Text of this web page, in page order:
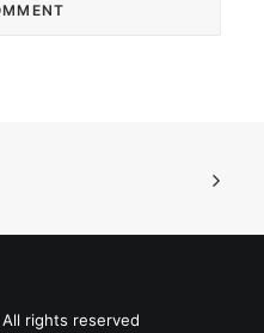
rights reserved